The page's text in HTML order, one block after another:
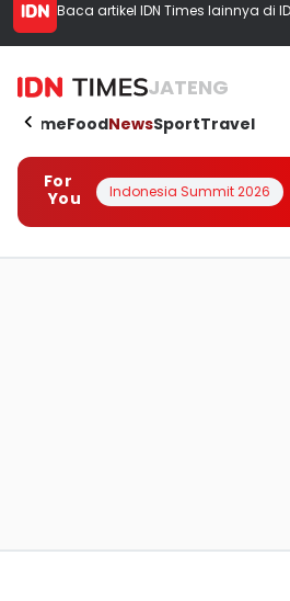
Baca artikel IDN Times lainnya di
JATENG
HomeFoodNewsSportTravel
For
You
Indonesia Summit 2026